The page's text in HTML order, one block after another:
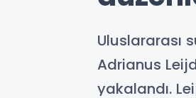
Uluslararası
Adrianus
yakalandı.